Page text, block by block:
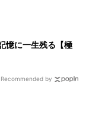
憶に一生残る【極
Recommended by